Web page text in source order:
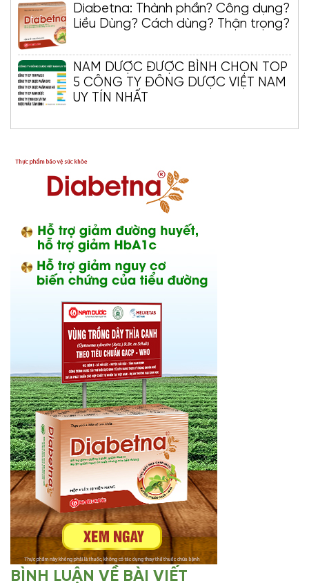
Diabetna: Thành phần? Công dụng?
Liều Dùng? Cách dùng? Thận trọng?
NAM DƯỢC ĐƯỢC BÌNH CHỌN TOP
5 CÔNG TY ĐÔNG DƯỢC VIỆT NAM
UY TÍN NHẤT
BÌNH LUẬN VỀ BÀI VIẾT